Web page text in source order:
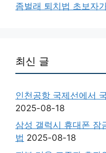
좀벌래 퇴치법 초보자
최신 글
인천공항 국제선에서
2025-08-18
삼성 갤럭시 휴대폰 잠
법 2025-08-18